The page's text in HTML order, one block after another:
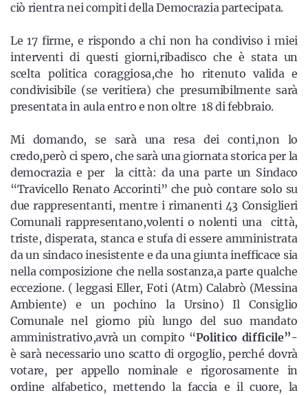
ciò rientra nei compiti della Democrazia partecipata.
Le 17 firme, e rispondo a chi non ha condiviso i miei
interventi di questi giorni,ribadisco che è stata un
scelta politica coraggiosa,che ho ritenuto valida e
condivisibile (se veritiera) che presumibilmente sarà
presentata in aula entro e non oltre 18 di febbraio.
Mi domando, se sarà una resa dei conti,non lo
credo,però ci spero, che sarà una giornata storica per la
democrazia e per la città: da una parte un Sindaco
“Travicello Renato Accorinti” che può contare solo su
due rappresentanti, mentre i rimanenti 43 Consiglieri
Comunali rappresentano,volenti o nolenti una città,
triste, disperata, stanca e stufa di essere amministrata
da un sindaco inesistente e da una giunta inefficace sia
nella composizione che nella sostanza,a parte qualche
eccezione. ( leggasi Eller, Foti (Atm) Calabrò (Messina
Ambiente) e un pochino la Ursino) Il Consiglio
Comunale nel giorno più lungo del suo mandato
amministrativo,avrà un compito “Politico difficile”-
è sarà necessario uno scatto di orgoglio, perché dovrà
votare, per appello nominale e rigorosamente in
ordine alfabetico, mettendo la faccia e il cuore, la